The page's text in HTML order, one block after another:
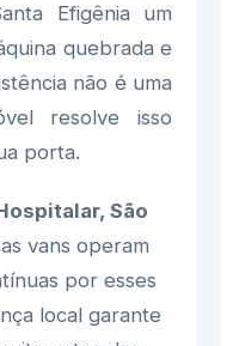
Efigênia um
quebrada e
não é uma
resolve isso
porta.
São
vans operam
por esses
local garante